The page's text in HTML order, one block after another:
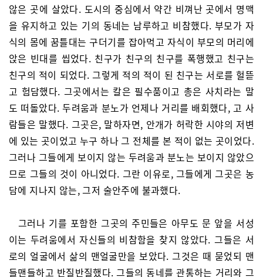
않은 곳에 살았다. 도시의 중심에서 약간 비껴난 곳에서 명맥
을 유지하고 있는 기의 동네는 남루하고 비참했다. 부모가 자
식의 몸에 꿈틀대는 구더기를 잡아먹고 자식이 부모의 머리에
앉은 빈대를 씹었다. 친구가 친구의 친구를 폭행했고 친구는
친구의 적이 되었다. 그렇게 적의 적이 된 친구는 서로를 헐뜯
고 험담했다. 그곳에서는 칼은 필수품이고 총은 사치라는 말
도 떠돌았다. 두려움과 분노가 언제나 거리를 배회했다, 고 사
람들은 말했다. 그곳은, 말하자면, 안개가 허락한 시야의 저변
에 있는 곳이었고 누구 하나 그 전체를 본 적이 없는 곳이었다.
그러나 그들에게 보이지 않는 두려움과 분노는 보이지 않았으
므로 그들의 것이 아니었다. 그란 이유로, 그들에게 그곳은 농
담에 지나지 않는, 그저 술안주에 불과했다.
그러나 기를 포함한 그곳의 주민들은 아무도 문 앞을 서성
이는 두려움에서 자신들의 비참함을 찾지 않았다. 그들은 서
로의 얼굴에서 삶의 맨얼굴만을 보았다. 그것은 때 묻었되 맨
들맨들하고 반질반질했다. 그들의 동네를 관통하는 거리와 그